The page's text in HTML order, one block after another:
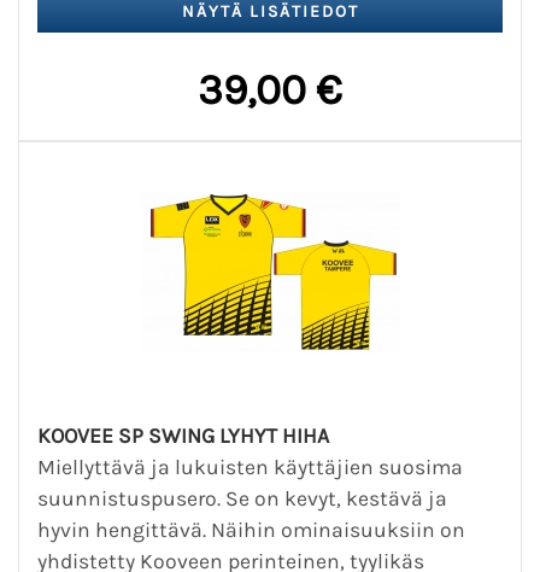
39,00 €
KOOVEE SP SWING LYHYT HIHA
Miellyttävä ja lukuisten käyttäjien suosima
suunnistuspusero. Se on kevyt, kestävä ja
hyvin hengittävä. Näihin ominaisuuksiin on
yhdistetty Kooveen perinteinen, tyylikäs